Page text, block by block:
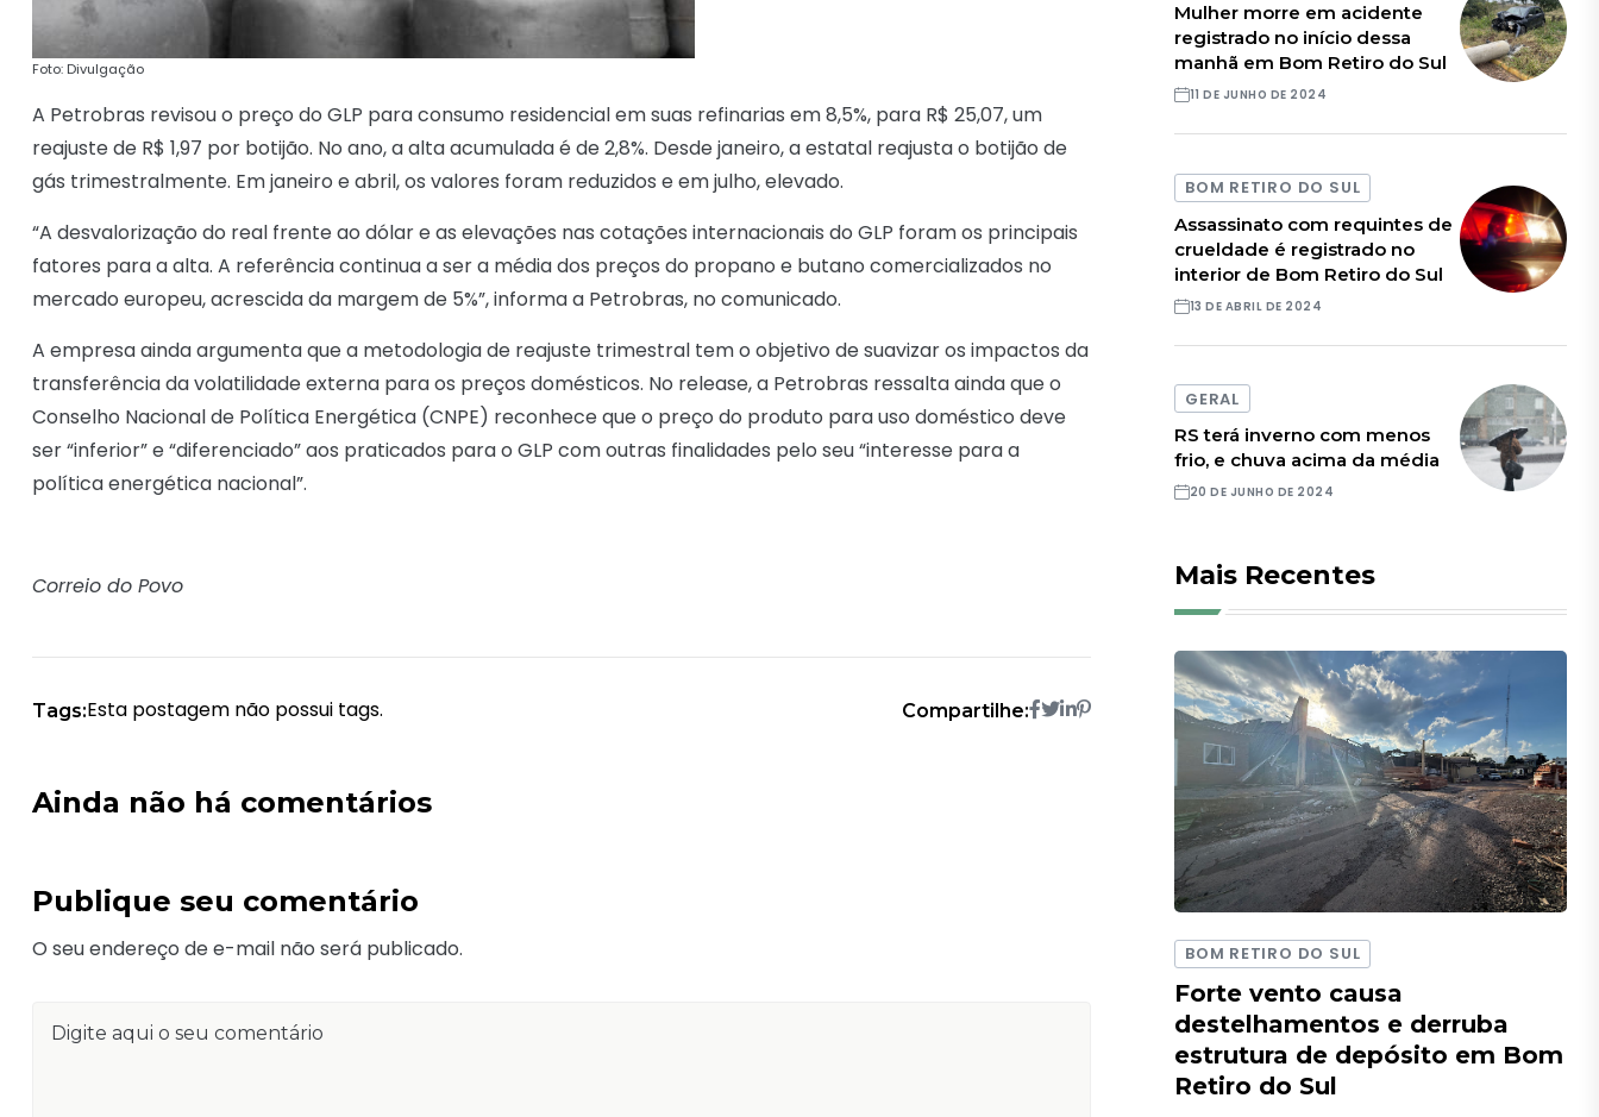
Foto: Divulgação
A Petrobras revisou o preço do GLP para consumo residencial em suas refinarias em 8,5%, para R$ 25,07, um
reajuste de R$ 1,97 por botijão. No ano, a alta acumulada é de 2,8%. Desde janeiro, a estatal reajusta o botijão de
gás trimestralmente. Em janeiro e abril, os valores foram reduzidos e em julho, elevado.
“A desvalorização do real frente ao dólar e as elevações nas cotações internacionais do GLP foram os principais
fatores para a alta. A referência continua a ser a média dos preços do propano e butano comercializados no
mercado europeu, acrescida da margem de 5%”, informa a Petrobras, no comunicado.
A empresa ainda argumenta que a metodologia de reajuste trimestral tem o objetivo de suavizar os impactos da
transferência da volatilidade externa para os preços domésticos. No release, a Petrobras ressalta ainda que o
Conselho Nacional de Política Energética (CNPE) reconhece que o preço do produto para uso doméstico deve
ser “inferior” e “diferenciado” aos praticados para o GLP com outras finalidades pelo seu “interesse para a
política energética nacional”.
Correio do Povo
Tags:Esta postagem não possui tags. Compartilhe:
Ainda não há comentários
Publique seu comentário
O seu endereço de e-mail não será publicado.
Mulher morre em acidente
registrado no início dessa
manhã em Bom Retiro do Sul
11 DE JUNHO DE 2024
BOM RETIRO DO SUL
Assassinato com requintes de
crueldade é registrado no
interior de Bom Retiro do Sul
13 DE ABRIL DE 2024
GERAL
RS terá inverno com menos
frio, e chuva acima da média
20 DE JUNHO DE 2024
Mais Recentes
BOM RETIRO DO SUL
Forte vento causa
destelhamentos e derruba
estrutura de depósito em Bom
Retiro do Sul